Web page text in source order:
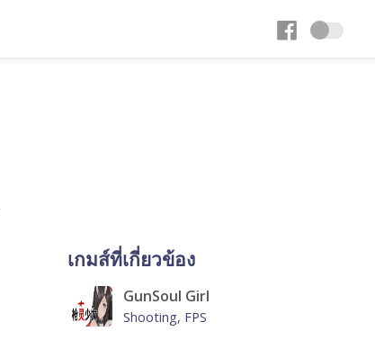
เกมส์ที่เกี่ยวข้อง
GunSoul Girl
Shooting, FPS